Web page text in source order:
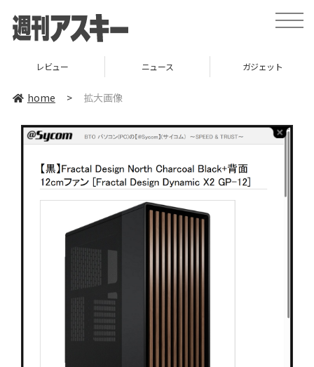
toggle
レビュー ニュース ガジェット
home > 拡大画像